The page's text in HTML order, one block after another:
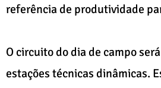
referência de produtividade
O circuito do dia de campo
estações técnicas dinâmicas.